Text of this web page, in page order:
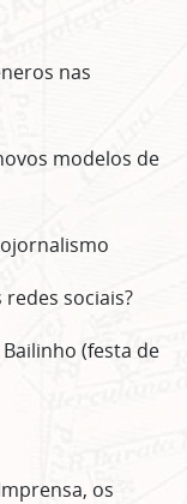
nas
modelos de
sociais?
(festa de
os